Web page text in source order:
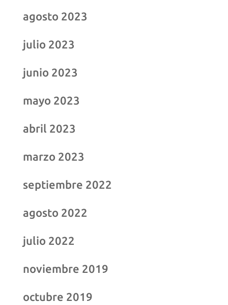
agosto 2023
julio 2023
junio 2023
mayo 2023
abril 2023
marzo 2023
septiembre 2022
agosto 2022
julio 2022
noviembre 2019
octubre 2019